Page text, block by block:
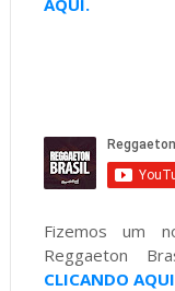
Fizemos um
Reggaeton
CLICANDO